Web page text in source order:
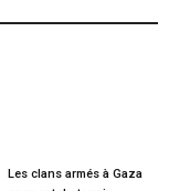
Les clans armés à Gaza